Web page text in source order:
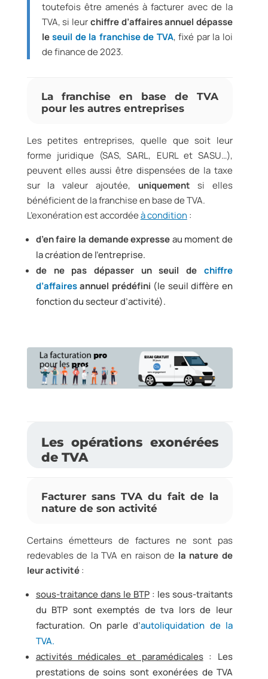
toutefois être amenés à facturer avec de la
TVA, si leurchiffre d’affaires annuel dépasse
leseuil de la franchise de TVA, fixé par la loi
de finance de 2023.
La franchise en base de TVA
pour les autres entreprises
Les petites entreprises, quelle que soit leur
forme juridique (SAS, SARL, EURL et SASU…),
peuvent elles aussi être dispensées de la taxe
sur la valeur ajoutée, uniquement si elles
bénéficient de la franchise en base de TVA.
L’exonération est accordéeà condition :
d’en faire la demande expresseau moment de
la création de l’entreprise.
de ne pas dépasser un seuil de chiffre
d’affairesannuel prédéfini (le seuil diffère en
fonction du secteur d’activité).
Les opérations exonérées
de TVA
Facturer sans TVA du fait de la
nature de son activité
Certains émetteurs de factures ne sont pas
redevables de la TVA en raison de la nature de
leur activité:
sous-traitance dans le BTP: les sous-traitants
du BTP sont exemptés de tva lors de leur
facturation. On parle d’autoliquidation de la
TVA.
activités médicales et paramédicales: Les
prestations de soins sont exonérées de TVA